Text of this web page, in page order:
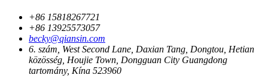
+86 15818267721
+86 13925573057
becky@qiansin.com
6. szám, West Second Lane, Daxian Tang, Dongtou, Hetian
közösség, Houjie Town, Dongguan City Guangdong
tartomány, Kína 523960